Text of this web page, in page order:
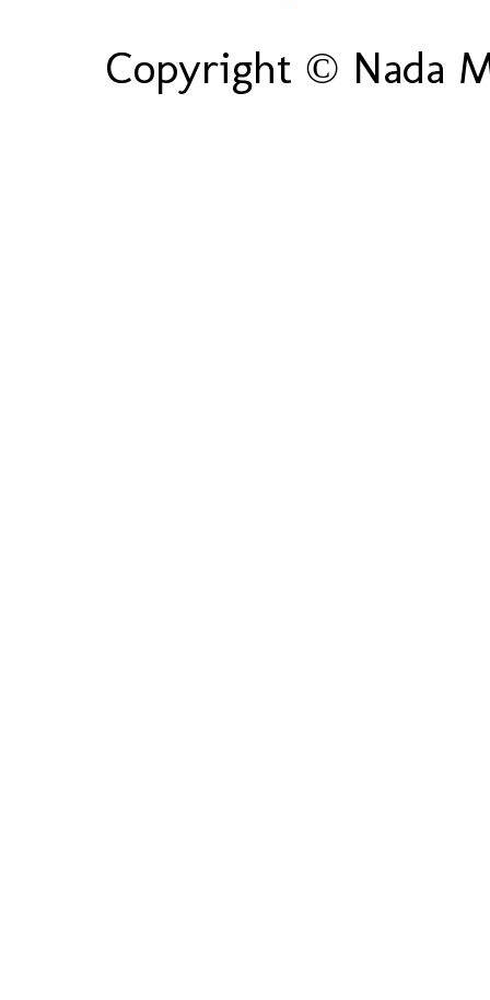
Copyright © Nada